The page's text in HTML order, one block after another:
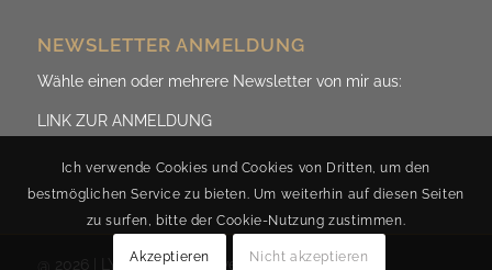
NEWSLETTER ANMELDUNG
Wähle einen oder mehrere Newsletter von mir aus:
LINK ZUR ANMELDUNG
@ 2026 | LYN.ViSION by Evelyn Fischereder
Ich verwende Cookies und Cookies von Dritten, um den
bestmöglichen Service zu bieten. Um weiterhin auf diesen Seiten
zu surfen, bitte der Cookie-Nutzung zustimmen.
Akzeptieren Nicht akzeptieren